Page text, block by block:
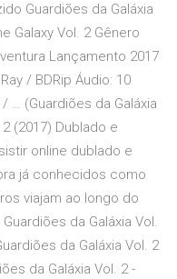
Guardiões da Galáxia
Galaxy Vol. 2 Gênero
Lançamento 2017
/ BDRip Áudio: 10
… (Guardiões da Galáxia
(2017) Dublado e
online dublado e
já conhecidos como
viajam ao longo do
da Galáxia Vol.
da Galáxia Vol. 2
da Galáxia Vol. 2 -